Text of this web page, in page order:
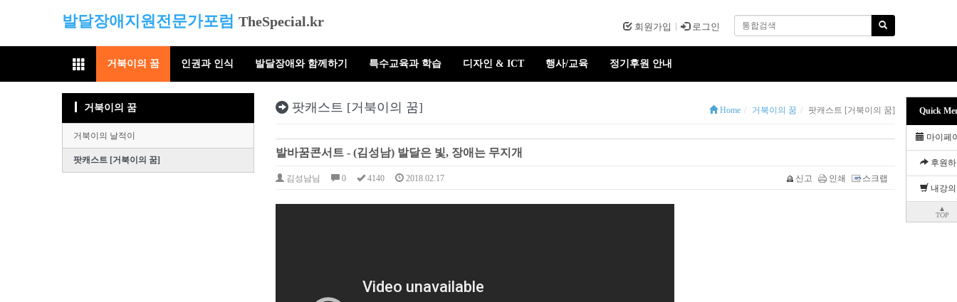
발달장애지원전문가포럼 TheSpecial.kr 회원가입 로그인
거북이의 꿈 인권과 인식 발달장애와 함께하기 특수교육과 학습 디자인 & ICT 행사/교육 정기후원 안내
팟캐스트 [거북이의 꿈] Home 거북이의 꿈 팟캐스트 [거북이의 꿈]
발바꿈콘서트 - (김성남) 발달은 빛, 장애는 무지개
김성남님 0 4140 2018.02.17 신고 인쇄 스크랩
거북이의 꿈
거북이의 날적이
팟캐스트 [거북이의 꿈]
Quick
마이페
후원하
내강
▲
TOP